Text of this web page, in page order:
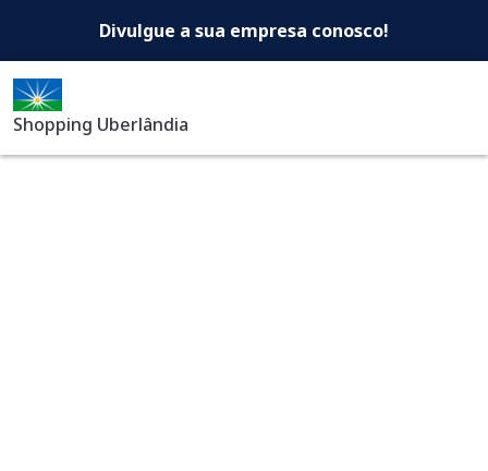
Shopping Uberlândia -
Divulgue a sua empresa conosco!
Shopping Uberlândia